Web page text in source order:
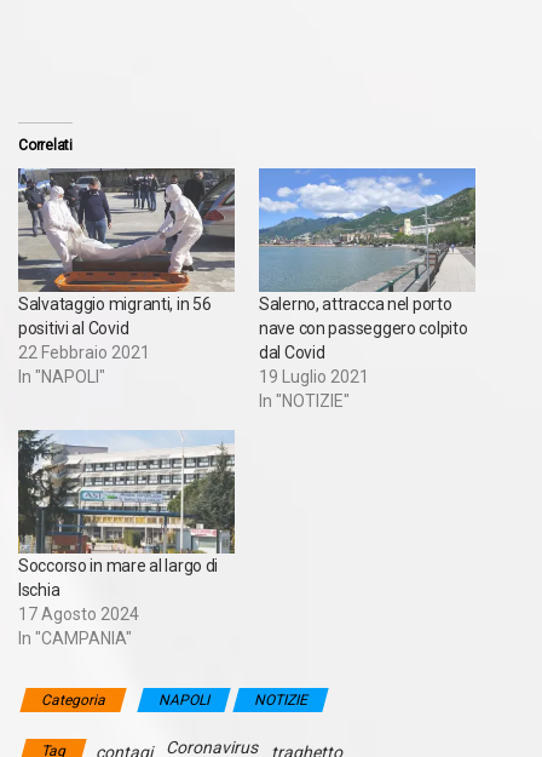
Correlati
Salvataggio migranti, in 56
positivi al Covid
22 Febbraio 2021
In "NAPOLI"
Salerno, attracca nel porto
nave con passeggero colpito
dal Covid
19 Luglio 2021
In "NOTIZIE"
Soccorso in mare al largo di
Ischia
17 Agosto 2024
In "CAMPANIA"
Categoria NAPOLI NOTIZIE
Tag contagi Coronavirus traghetto